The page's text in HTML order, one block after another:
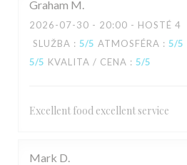
Graham M
2026-07-30 - 20:00 - HOSTÉ 4
SLUŽBA : 5/5 ATMOSFÉRA : 5/5
5/5 KVALITA / CENA : 5/5
Excellent food excellent service
Mark D